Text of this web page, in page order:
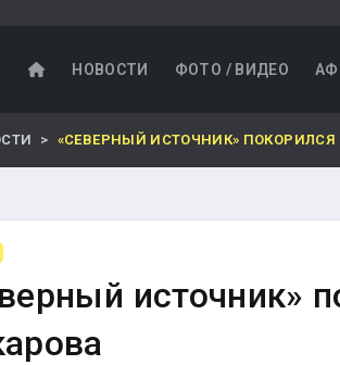
НОВОСТИ ФОТО / ВИДЕО
«СЕВЕРНЫЙ ИСТОЧНИК»
источник»